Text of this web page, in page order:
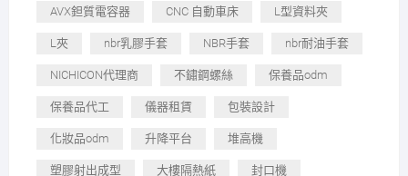
AVX鉭質電容器 CNC 自動車床 L型資料夾
L夾 nbr乳膠手套 NBR手套 nbr耐油手套
NICHICON代理商 不鏽鋼螺絲 保養品odm
保養品代工 儀器租賃 包裝設計
化妝品odm 升降平台 堆高機
塑膠射出成型 大樓隔熱紙 封口機